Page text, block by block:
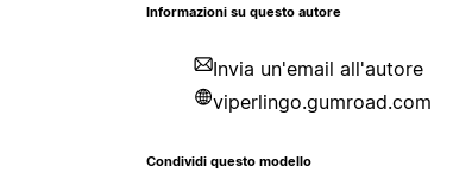
Informazioni su questo autore
Invia un'email all'autore
viperlingo.gumroad.com
Condividi questo modello